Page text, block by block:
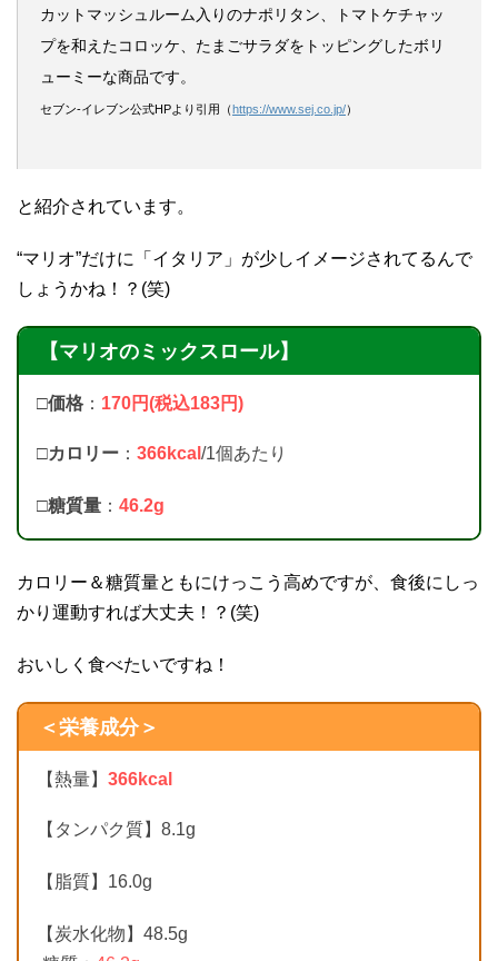
カットマッシュルーム入りのナポリタン、トマトケチャッ
プを和えたコロッケ、たまごサラダをトッピングしたボリ
ューミーな商品です。
セブン-イレブン公式HPより引用（ https://www.sej.co.jp/）
と紹介されています。
“マリオ”だけに「イタリア」が少しイメージされてるんで
しょうかね！？(笑)
【マリオのミックスロール】
□価格 ： 170円(税込183円)
□カロリー ： 366kcal /1個あたり
□糖質量 ： 46.2g
カロリー＆糖質量ともにけっこう高めですが、食後にしっ
かり運動すれば大丈夫！？(笑)
おいしく食べたいですね！
＜栄養成分＞
【熱量】 366kcal
【タンパク質】8.1g
【脂質】16.0g
【炭水化物】48.5g